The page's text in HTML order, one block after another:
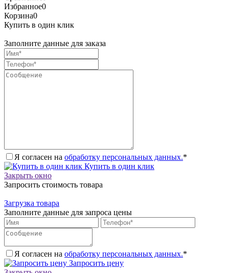
Избранное0
Корзина0
Купить в один клик
Заполните данные для заказа
Я согласен на обработку персональных данных.*
Купить в один клик
Закрыть окно
Запросить стоимость товара
Загрузка товара
Заполните данные для запроса цены
Я согласен на обработку персональных данных.*
Запросить цену